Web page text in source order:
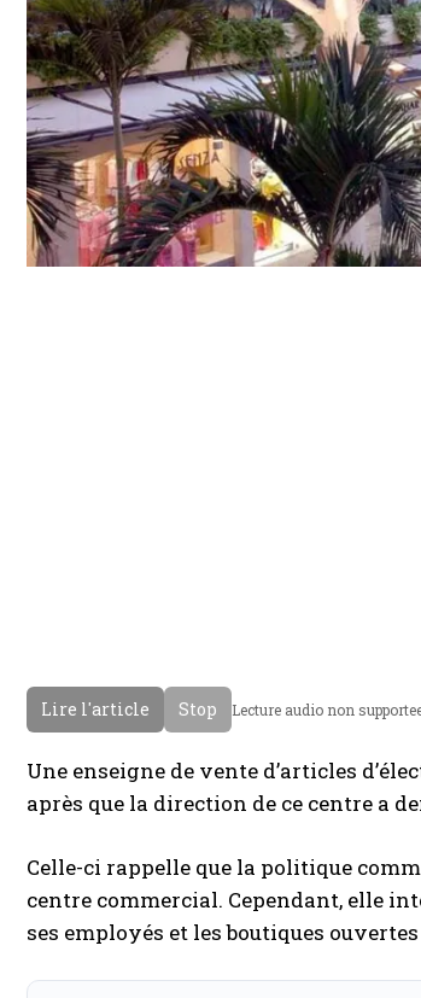
Lire l'article Stop Lecture audio non
Une enseigne de vente d’articles
après que la direction de ce centre a
Celle-ci rappelle que la politique
centre commercial. Cependant, elle
ses employés et les boutiques